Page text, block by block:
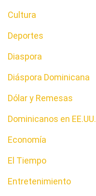
Cultura
Deportes
Diaspora
Diáspora Dominicana
Dólar y Remesas
Dominicanos en EE.UU.
Economía
El Tiempo
Entretenimiento